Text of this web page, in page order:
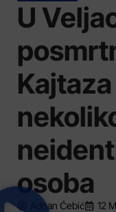
U
osoba
Adnan Ćebić 12